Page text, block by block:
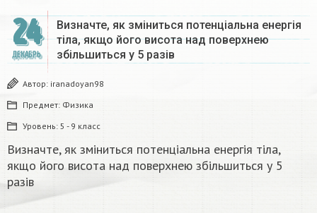
24
ДЕКАБРЬ
Визначте, як зміниться потенціальна енергія
тіла, якщо його висота над поверхнею
збільшиться у 5 разів
Автор: iranadoyan98
Предмет: Физика
Уровень: 5 - 9 класс
Визначте, як зміниться потенціальна енергія тіла,
якщо його висота над поверхнею збільшиться у 5
разів